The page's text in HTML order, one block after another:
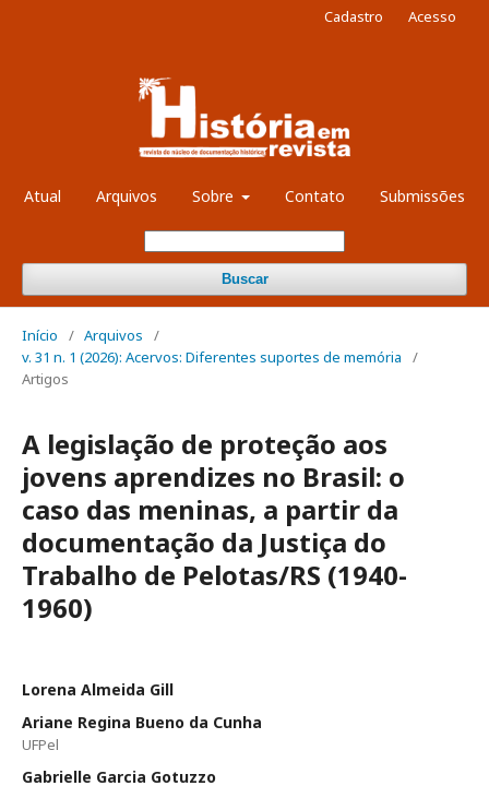
Atual Arquivos Sobre Contato Submissões
Buscar
Cadastro Acesso
Início / Arquivos
/
v. 31 n. 1 (2026): Acervos: Diferentes suportes de memória
/
Artigos
A legislação de proteção aos
jovens aprendizes no Brasil: o
caso das meninas, a partir da
documentação da Justiça do
Trabalho de Pelotas/RS (1940-
1960)
Lorena Almeida Gill
Ariane Regina Bueno da Cunha
UFPel
Gabrielle Garcia Gotuzzo